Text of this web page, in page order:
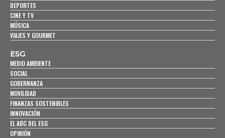
DEPORTES
CINE Y TV
MÚSICA
VIAJES Y GOURMET
ESG
MEDIO AMBIENTE
SOCIAL
GOBERNANZA
MOVILIDAD
FINANZAS SOSTENIBLES
INNOVACIÓN
EL ABC DEL ESG
OPINIÓN